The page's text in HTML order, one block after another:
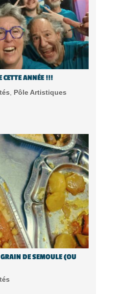
CETTE ANNÉE !!!
Pôle Artistiques
DE SEMOULE (OU